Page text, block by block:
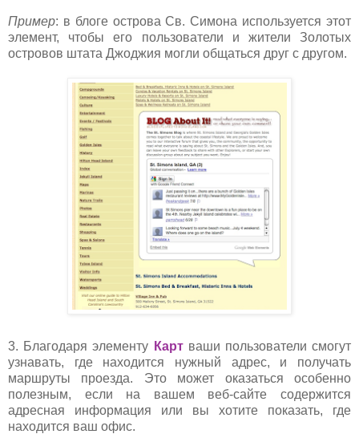
Пример: в блоге острова Св. Симона используется этот
элемент, чтобы его пользователи и жители Золотых
островов штата Джоджия могли общаться друг с другом.
3. Благодаря элементу Картваши пользователи смогут
узнавать, где находится нужный адрес, и получать
маршруты проезда. Это может оказаться особенно
полезным, если на вашем веб-сайте содержится
адресная информация или вы хотите показать, где
находится ваш офис.